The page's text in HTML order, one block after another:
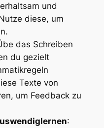
und
diese, um
das Schreiben
du gezielt
Texte von
um Feedback zu
: